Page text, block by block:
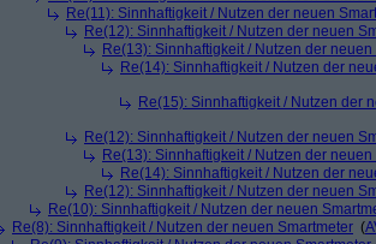
Re(11): Sinnhaftigkeit / Nutzen der neuen
Re(12): Sinnhaftigkeit / Nutzen der neuen
Re(13): Sinnhaftigkeit / Nutzen der neuen
Re(14): Sinnhaftigkeit / Nutzen der
Re(15): Sinnhaftigkeit / Nutzen der
Re(12): Sinnhaftigkeit / Nutzen der neuen
Re(13): Sinnhaftigkeit / Nutzen der neuen
Re(14): Sinnhaftigkeit / Nutzen der
Re(12): Sinnhaftigkeit / Nutzen der neuen
Re(10): Sinnhaftigkeit / Nutzen der neuen
Re(8): Sinnhaftigkeit / Nutzen der neuen Smartmeter (